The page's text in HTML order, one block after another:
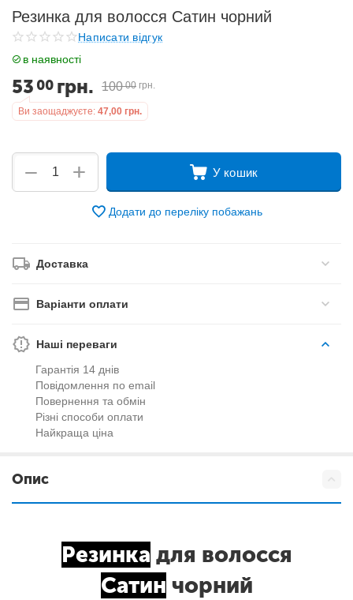
Резинка для волосся Сатин чорний
Написати відгук
в наявності
53 00 грн. 100 00 грн.
Ви заощаджуєте: 47,00 грн.
+
− У кошик
Додати до переліку побажань
Доставка
Варіанти оплати
Наші переваги
Гарантія 14 днів
Повідомлення по email
Повернення та обмін
Різні способи оплати
Найкраща ціна
Опис
Резинка для волосся
Сатин чорний